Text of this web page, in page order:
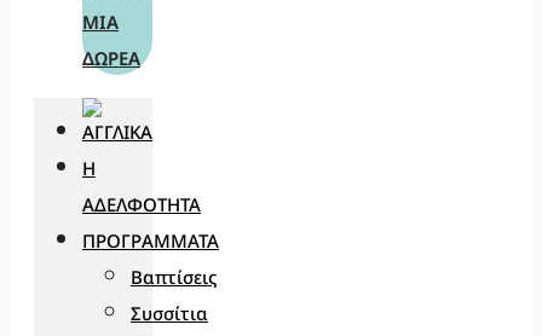
ΜΊΑ
ΔΩΡΕΆ
Η
ΑΔΕΛΦΌΤΗΤΑ
ΠΡΟΓΡΆΜΜΑΤΑ
Βαπτίσεις
Συσσίτια